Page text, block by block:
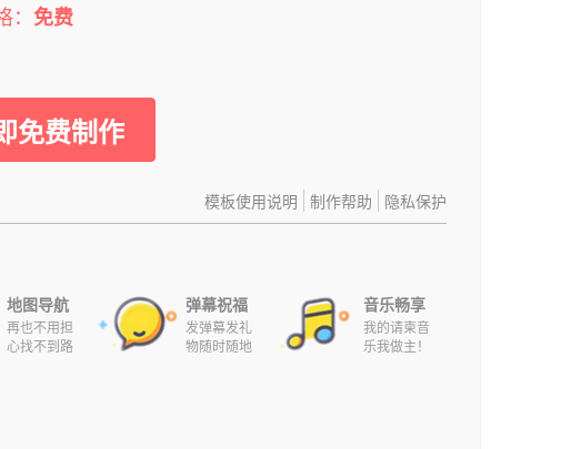
：免费
免费制作
隐私保护
制作帮助
模板使用说明
地图导航
再也不用担
心找不到路
弹幕祝福
发弹幕发礼
物随时随地
音乐畅享
我的请柬音
乐我做主！